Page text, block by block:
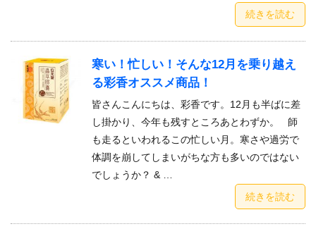
続きを読む
寒い！忙しい！そんな12月を乗り越え
る彩香オススメ商品！
皆さんこんにちは、彩香です。12月も半ばに差
し掛かり、今年も残すところあとわずか。 師
も走るといわれるこの忙しい月。寒さや過労で
体調を崩してしまいがちな方も多いのではない
でしょうか？ & …
続きを読む